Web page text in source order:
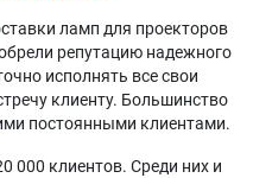
ламп для проекторов
репутацию надежного
исполнять все свои
клиенту. Большинство
постоянными клиентами.
000 клиентов. Среди них и